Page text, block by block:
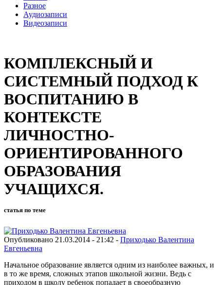
Разное
Аудиозаписи
Видеозаписи
КОМПЛЕКСНЫЙ И
СИСТЕМНЫЙ ПОДХОД К
ВОСПИТАНИЮ В
КОНТЕКСТЕ
ЛИЧНОСТНО-
ОРИЕНТИРОВАННОГО
ОБРАЗОВАНИЯ
УЧАЩИХСЯ.
статья по теме
Опубликовано 21.03.2014 - 21:42 - Приходько Валентина
Евгеньевна
Начальное образование является одним из наиболее важных, и
в то же время, сложных этапов школьной жизни. Ведь с
приходом в школу ребенок попадает в своеобразную